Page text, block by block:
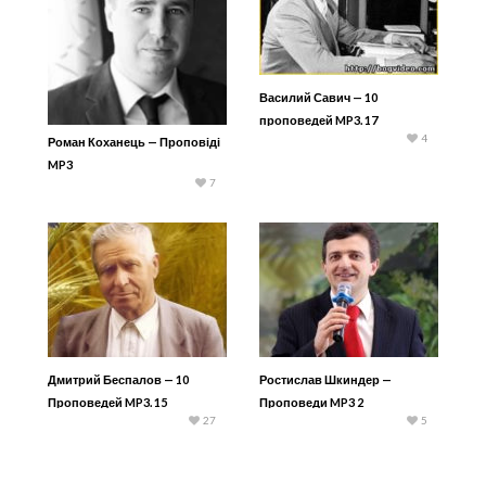
Роман Коханець — Проповіді
MP3
7
Василий Савич — 10
проповедей MP3. 17
4
Дмитрий Беспалов — 10
Проповедей MP3. 15
27
Ростислав Шкиндер —
Проповеди MP3 2
5